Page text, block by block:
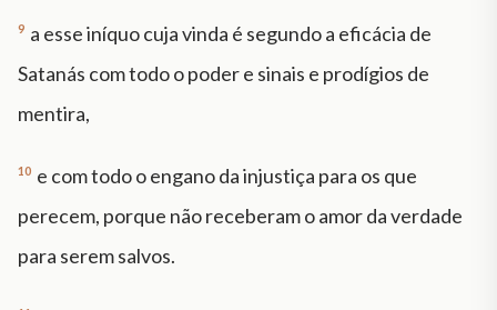
9 a esse iníquo cuja vinda é segundo a eficácia de
Satanás com todo o poder e sinais e prodígios de
mentira,
10 e com todo o engano da injustiça para os que
perecem, porque não receberam o amor da verdade
para serem salvos.